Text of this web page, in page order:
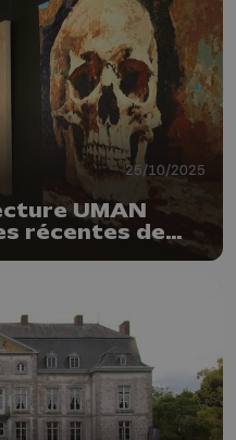
25/10/2025
UMAN
récentes de